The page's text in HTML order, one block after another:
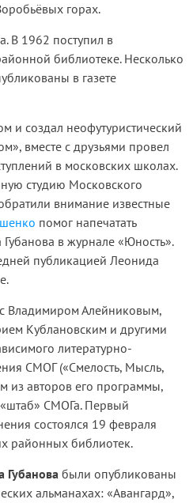
горах.
В 1962 поступил в
библиотеке. Несколько
в газете
и создал неофутуристический
вместе с друзьями провел
в московских школах.
студию Московского
внимание известные
помог напечатать
в журнале «Юность».
публикацией Леонида
Владимиром Алейниковым,
Кублановским и другими
литературно-
СМОГ («Смелость, Мысль,
из авторов его программы,
«штаб» СМОГа. Первый
состоялся 19 февраля
районных библиотек.
Губанова были опубликованы
альманахах: «Авангард»,